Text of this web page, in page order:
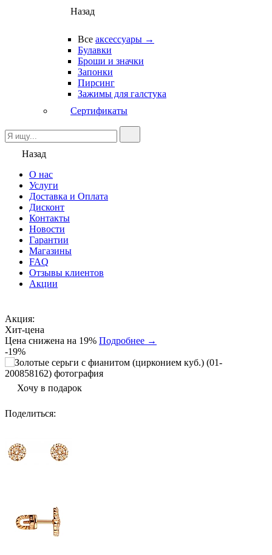
Назад
Все аксессуары →
Булавки
Броши и значки
Запонки
Пирсинг
Зажимы для галстука
Сертификаты
Назад
О нас
Услуги
Доставка и Оплата
Дисконт
Контакты
Новости
Гарантии
Магазины
FAQ
Отзывы клиентов
Акции
Акция:
Хит-цена
Цена снижена на 19% Подробнее →
-19%
Хочу в подарок
Поделиться: